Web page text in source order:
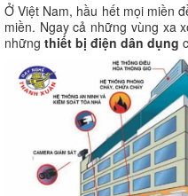
Ở Việt Nam, hầu hết mọi miền
miền. Ngay cả những vùng xa
những thiết bị điện dân dụng